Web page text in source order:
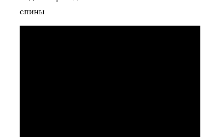
спины